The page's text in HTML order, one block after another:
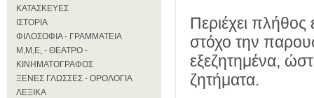
ΚΑΤΑΣΚΕΥΕΣ
ΙΣΤΟΡΙΑ
ΦΙΛΟΣΟΦΙΑ - ΓΡΑΜΜΑΤΕΙΑ
Μ,Μ,Ε, - ΘΕΑΤΡΟ -
ΚΙΝΗΜΑΤΟΓΡΑΦΟΣ
ΞΕΝΕΣ ΓΛΩΣΣΕΣ - ΟΡΟΛΟΓΙΑ
ΛΕΞΙΚΑ
Περιέχει
στόχο την
εξεζητημένα,
ζητήματα.